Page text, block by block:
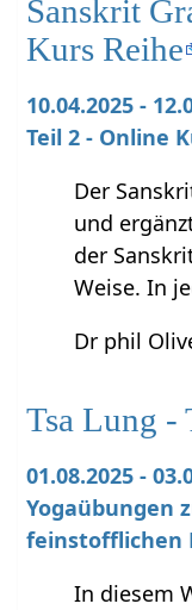
Sanskrit
Kurs Reihe
10.04.2025 -
Teil 2 - Online
Der
und
der
Weise. In
Dr phil
Tsa Lung -
01.08.2025 -
Yogaübungen
feinstofflichen
In diesem